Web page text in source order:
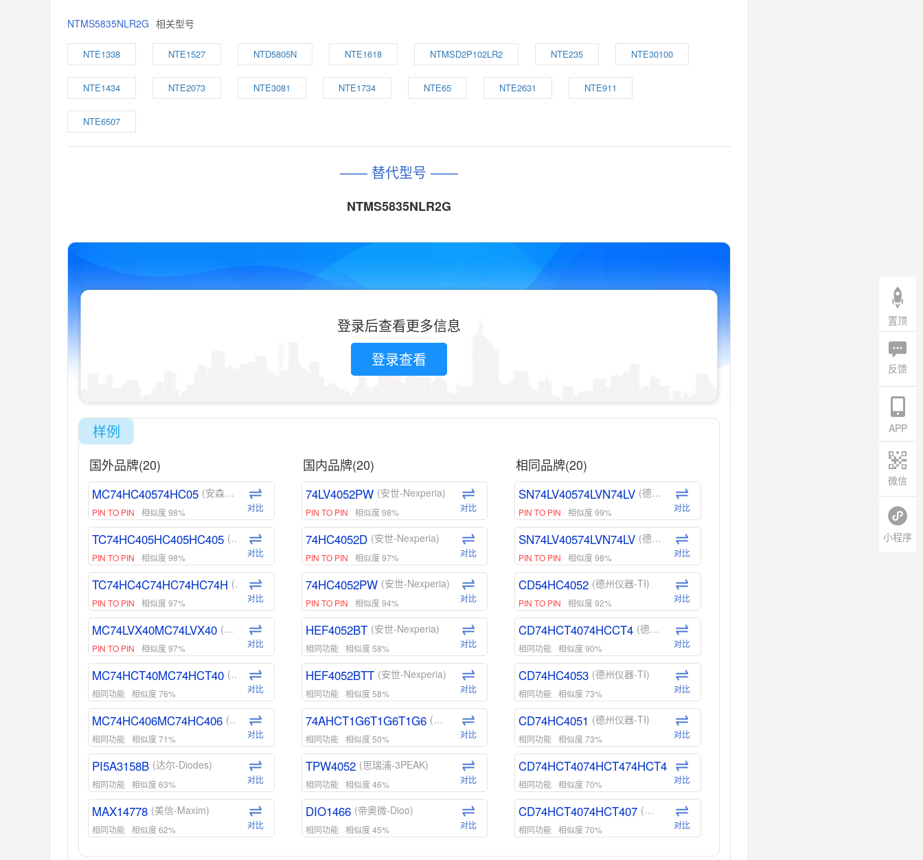
NTMS5835NLR2G 相关型号
NTE1338 NTE1527 NTD5805N NTE1618 NTMSD2P102LR2 NTE235 NTE30100
NTE1434 NTE2073 NTE3081 NTE1734 NTE65 NTE2631 NTE911
NTE6507
—— 替代型号 ——
NTMS5835NLR2G
登录后查看更多信息
登录查看
样例
国外品牌(20)
MC74HC40574HC05 (安森美-ON)
PIN TO PIN 相似度 98% 对比
TC74HC405HC405HC405 (东芝-Toshiba)
PIN TO PIN 相似度 98% 对比
TC74HC4C74HC74HC74H (东芝-Toshiba)
PIN TO PIN 相似度 97% 对比
MC74LVX40MC74LVX40 (安森美-ON)
PIN TO PIN 相似度 97% 对比
MC74HCT40MC74HCT40 (安森美-ON)
相同功能 相似度 76% 对比
MC74HC406MC74HC406 (安森美-ON)
相同功能 相似度 71% 对比
PI5A3158B (达尔-Diodes)
相同功能 相似度 63% 对比
MAX14778 (美信-Maxim)
相同功能 相似度 62% 对比
ADG1439 (亚德诺-ADI)
国内品牌(20)
74LV4052PW (安世-Nexperia)
PIN TO PIN 相似度 98% 对比
74HC4052D (安世-Nexperia)
PIN TO PIN 相似度 97% 对比
74HC4052PW (安世-Nexperia)
PIN TO PIN 相似度 94% 对比
HEF4052BT (安世-Nexperia)
相同功能 相似度 58% 对比
HEF4052BTT (安世-Nexperia)
相同功能 相似度 58% 对比
74AHCT1G6T1G6T1G6 (安世-Nexperia)
相同功能 相似度 50% 对比
TPW4052 (思瑞浦-3PEAK)
相同功能 相似度 46% 对比
DIO1466 (帝奥微-Dioo)
相同功能 相似度 45% 对比
DIO1159 (帝奥微-Dioo)
相同品牌(20)
SN74LV40574LVN74LV (德州仪器-TI)
PIN TO PIN 相似度 99% 对比
SN74LV40574LVN74LV (德州仪器-TI)
PIN TO PIN 相似度 98% 对比
CD54HC4052 (德州仪器-TI)
PIN TO PIN 相似度 92% 对比
CD74HCT4074HCCT4 (德州仪器-TI)
相同功能 相似度 90% 对比
CD74HC4053 (德州仪器-TI)
相同功能 相似度 73% 对比
CD74HC4051 (德州仪器-TI)
相同功能 相似度 73% 对比
CD74HCT4074HCT474HCT4 (德州仪器-TI)
相同功能 相似度 70% 对比
CD74HCT4074HCT407 (德州仪器-TI)
相同功能 相似度 70% 对比
CD74HCT4D74HDCT40 (德州仪器-TI)
置顶
反馈
APP
微信
小程序